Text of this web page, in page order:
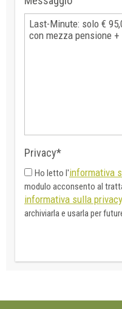
Privacy*
Ho letto l'informativa
modulo acconsento al
informativa sulla privacy
archiviarla e usarla per